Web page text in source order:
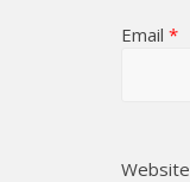
Email *
Website